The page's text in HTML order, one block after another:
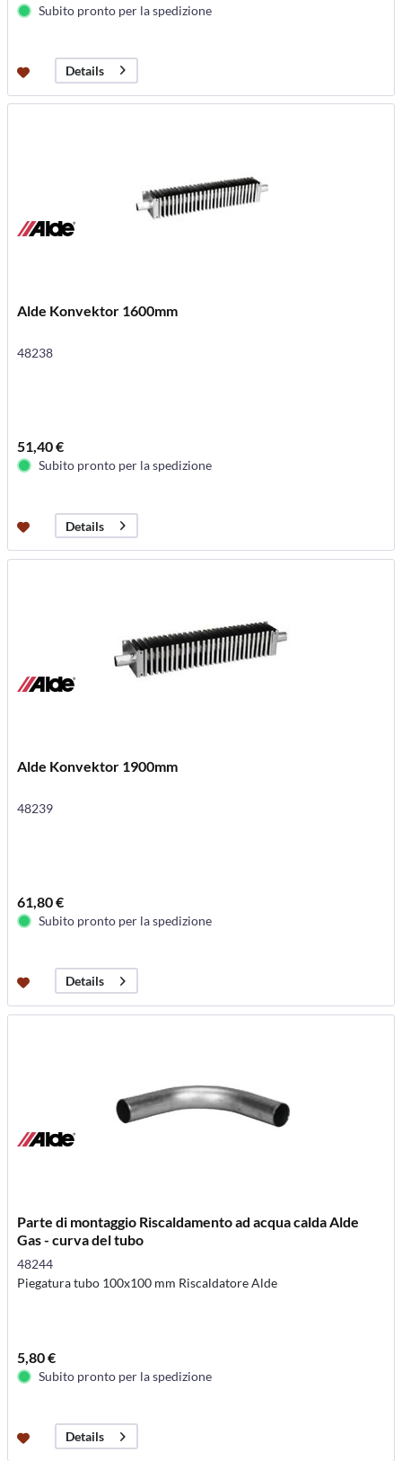
Subito pronto per la spedizione
Details
Alde Konvektor 1600mm
48238
51,40 €
Subito pronto per la spedizione
Details
Alde Konvektor 1900mm
48239
61,80 €
Subito pronto per la spedizione
Details
Parte di montaggio Riscaldamento ad acqua calda Alde
Gas - curva del tubo
48244
Piegatura tubo 100x100 mm Riscaldatore Alde
5,80 €
Subito pronto per la spedizione
Details